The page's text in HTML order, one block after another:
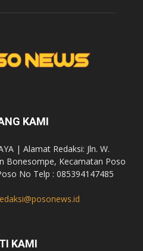
KAMI
| Alamat Redaksi: Jln. W.
Bonesompe, Kecamatan Poso
No Telp : 085394147485
KAMI